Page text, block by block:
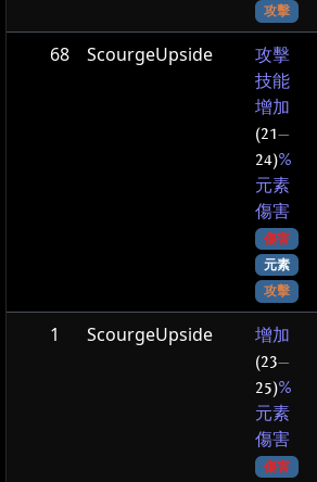
攻擊
68 ScourgeUpside
攻擊
技能
增加
(21—
24)%
元素
傷害
傷害
元素
攻擊
1 ScourgeUpside
增加
(23—
25)%
元素
傷害
傷害